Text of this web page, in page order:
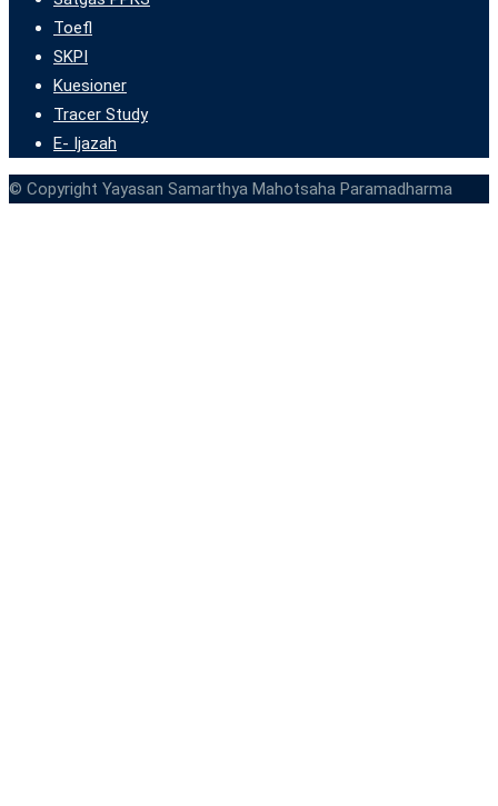
Toefl
SKPI
Kuesioner
Tracer Study
E- Ijazah
© Copyright Yayasan Samarthya Mahotsaha Paramadharma